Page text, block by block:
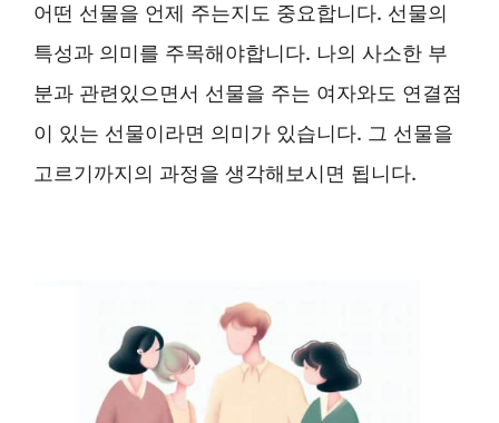
어떤 선물을 언제 주는지도 중요합니다. 선물의
특성과 의미를 주목해야합니다. 나의 사소한 부
분과 관련있으면서 선물을 주는 여자와도 연결점
이 있는 선물이라면 의미가 있습니다. 그 선물을
고르기까지의 과정을 생각해보시면 됩니다.